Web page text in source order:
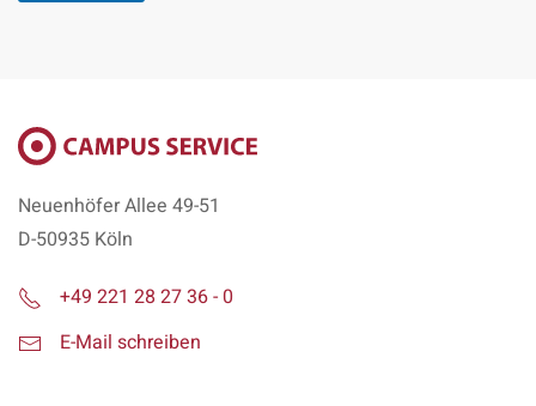
Neuenhöfer Allee 49-51
D-50935 Köln
+49 221 28 27 36 - 0
E-Mail schreiben